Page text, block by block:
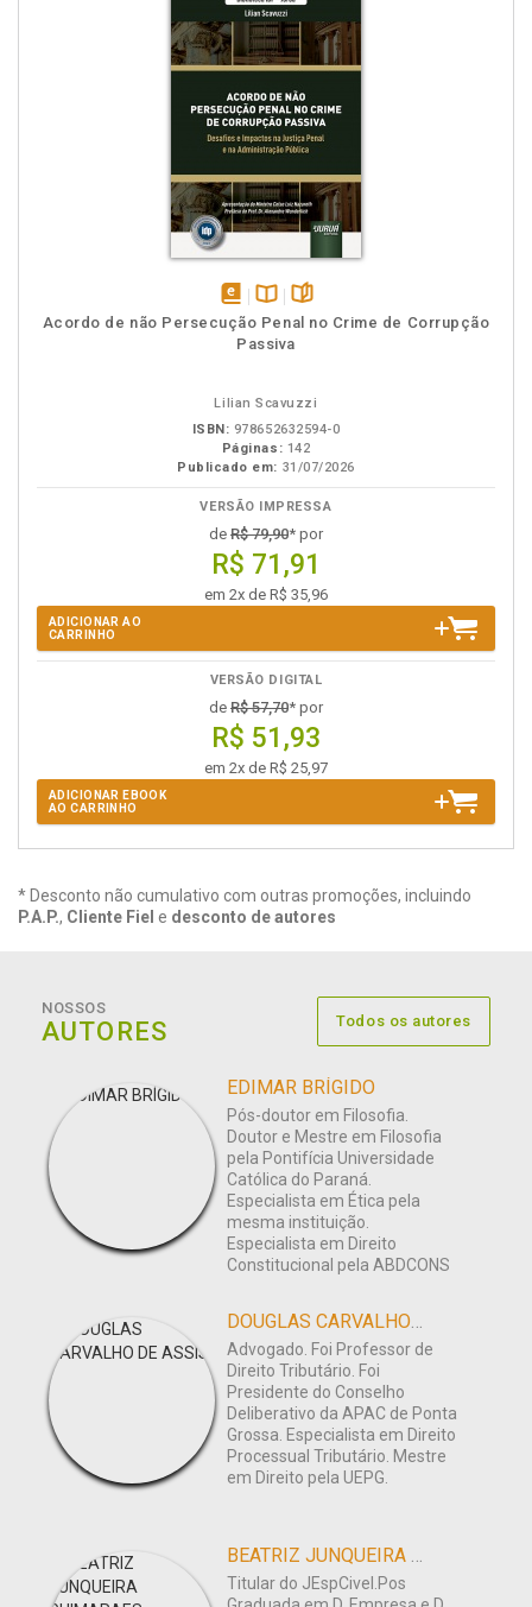
disponível
em
Disponível
na
páginas
Acordo de não Persecução Penal no Crime de Corrupção
Passiva
Lilian Scavuzzi
ISBN: 978652632594-0
Páginas: 142
Publicado em: 31/07/2026
VERSÃO IMPRESSA
de R$ 79,90* por
R$ 71,91
em 2x de R$ 35,96
ADICIONAR AO
CARRINHO
VERSÃO DIGITAL
de R$ 57,70* por
R$ 51,93
em 2x de R$ 25,97
ADICIONAR EBOOK
AO CARRINHO
* Desconto não cumulativo com outras promoções, incluindo
P.A.P., Cliente Fiel e desconto de autores
NOSSOS
AUTORES Todos os autores
EDIMAR BRÍGIDO
Pós-doutor em Filosofia.
Doutor e Mestre em Filosofia
pela Pontifícia Universidade
Católica do Paraná.
Especialista em Ética pela
mesma instituição.
Especialista em Direito
Constitucional pela ABDCONS
DOUGLAS CARVALHO DE ASSIS
Advogado. Foi Professor de
Direito Tributário. Foi
Presidente do Conselho
Deliberativo da APAC de Ponta
Grossa. Especialista em Direito
Processual Tributário. Mestre
em Direito pela UEPG.
BEATRIZ JUNQUEIRA GUIMARAES
Titular do JEspCivel.Pos